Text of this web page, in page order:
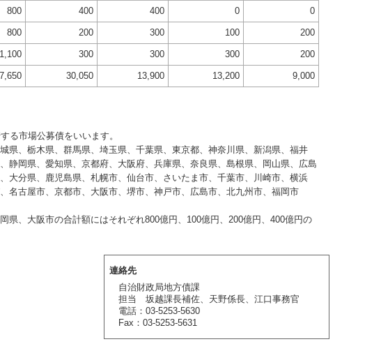
800 400 400 0 0
800 200 300 100 200
1,100 300 300 300 200
30,050 13,900 13,200 9,000
る市場公募債をいいます。
県、栃木県、群馬県、埼玉県、千葉県、東京都、神奈川県、新潟県、福井
静岡県、愛知県、京都府、大阪府、兵庫県、奈良県、島根県、岡山県、広島
大分県、鹿児島県、札幌市、仙台市、さいたま市、千葉市、川崎市、横浜
名古屋市、京都市、大阪市、堺市、神戸市、広島市、北九州市、福岡市
県、大阪市の合計額にはそれぞれ800億円、100億円、200億円、400億円の
連絡先
自治財政局地方債課
担当 坂越課長補佐、天野係長、江口事務官
電話：03-5253-5630
Fax：03-5253-5631